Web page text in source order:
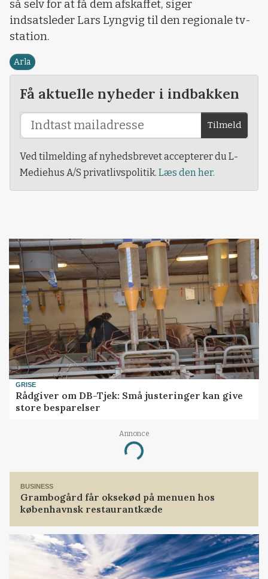
så selv for at få dem afskaffet, siger
indsatsleder Lars Lyngvig til den regionale tv-
station.
Arla
Få aktuelle nyheder i indbakken
Tilmeld
Ved tilmelding af nyhedsbrevet accepterer du L-
Mediehus A/S privatlivspolitik. Læs den her.
GRISE
Rådgiver om DB-Tjek: Små justeringer kan give
store besparelser
Annonce
Loading...
BUSINESS
Grambogård får oksekød på menuen hos
københavnsk restaurantkæde